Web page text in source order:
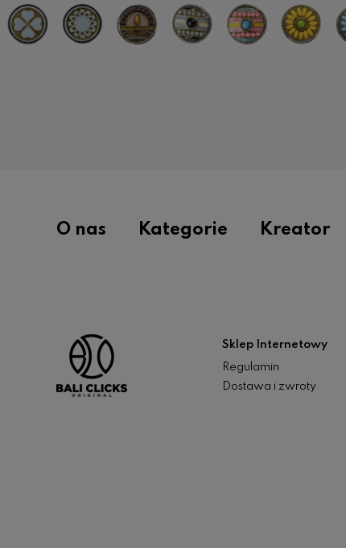
O nas Kategorie Kreator
Sklep Internetowy
Regulamin
Dostawa i zwroty